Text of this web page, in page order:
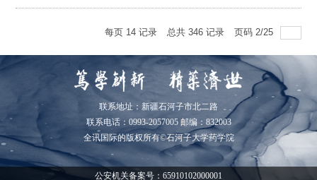
每页 14记录 总共 346记录 页码 2/25
联系地址：新疆石河子市北二路
联系电话：0993-2057005 邮编：832003
全讯国际的版权所有©石河子大学药学院
公安机关备案号：65910102000001